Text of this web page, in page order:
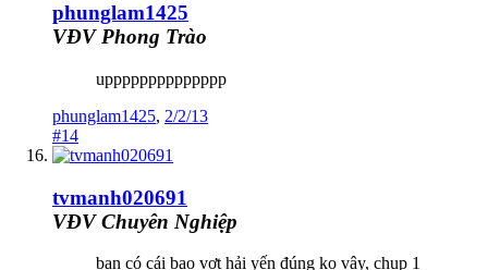
phunglam1425
VĐV Phong Trào
upppppppppppppp
phunglam1425, 2/2/13
#14
tvmanh020691
VĐV Chuyên Nghiệp
bạn có cái bao vợt hải yến đúng ko vậy, chụp 1